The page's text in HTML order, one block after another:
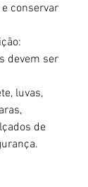
conservar
devem ser
luvas,
de